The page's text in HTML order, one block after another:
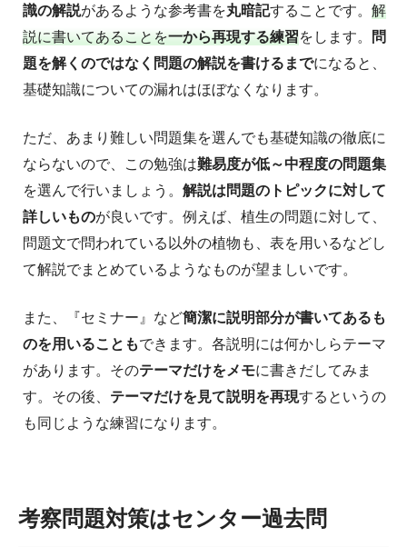
識の解説があるような参考書を丸暗記することです。 解
説に書いてあることを一から再現する練習をします。 問
題を解くのではなく問題の解説を書けるまでになると、
基礎知識についての漏れはほぼなくなります。
ただ、あまり難しい問題集を選んでも基礎知識の徹底に
ならないので、この勉強は難易度が低～中程度の問題集
を選んで行いましょう。 解説は問題のトピックに対して
詳しいものが良いです。例えば、植生の問題に対して、
問題文で問われている以外の植物も、表を用いるなどし
て解説でまとめているようなものが望ましいです。
また、『セミナー』など簡潔に説明部分が書いてあるも
のを用いることもできます。各説明には何かしらテーマ
があります。そのテーマだけをメモに書きだしてみま
す。その後、 テーマだけを見て説明を再現するというの
も同じような練習になります。
考察問題対策はセンター過去問